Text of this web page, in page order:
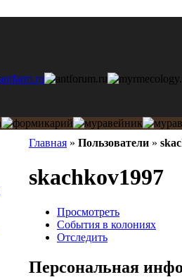
Главная » Пользователи »
skachkov1997
Просмотреть
События в колониях
Отследить
Персональная